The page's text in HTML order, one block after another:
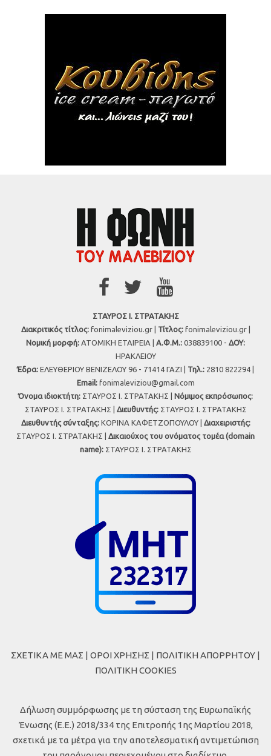
ΣΤΑΥΡΟΣ Ι. ΣΤΡΑΤΑΚΗΣ
Διακριτικός τίτλος:fonimaleviziou.gr | Τίτλος:fonimaleviziou.gr |
Νομική μορφή: ΑΤΟΜΙΚΗ ΕΤΑΙΡΕΙΑ | Α.Φ.Μ.: 038839100 - ΔΟΥ:
ΗΡΑΚΛΕΙΟΥ
Έδρα: ΕΛΕΥΘΕΡΙΟΥ ΒΕΝΙΖΕΛΟΥ 96 - 71414 ΓΑΖΙ | Τηλ.: 2810 822294 |
Εmail: fonimaleviziou@gmail.com
Όνομα ιδιοκτήτη: ΣΤΑΥΡΟΣ Ι. ΣΤΡΑΤΑΚΗΣ | Νόμιμος εκπρόσωπος:
ΣΤΑΥΡΟΣ Ι. ΣΤΡΑΤΑΚΗΣ | Διευθυντής:ΣΤΑΥΡΟΣ Ι. ΣΤΡΑΤΑΚΗΣ
Διευθυντής σύνταξης:ΚΟΡΙΝΑ ΚΑΦΕΤΖΟΠΟΥΛΟΥ | Διαχειριστής:
ΣΤΑΥΡΟΣ Ι. ΣΤΡΑΤΑΚΗΣ | Δικαιούχος του ονόματος τομέα (domain
name):ΣΤΑΥΡΟΣ Ι. ΣΤΡΑΤΑΚΗΣ
ΣΧΕΤΙΚΑ ΜΕ ΜΑΣ | ΟΡΟΙ ΧΡΗΣΗΣ | ΠΟΛΙΤΙΚΗ ΑΠΟΡΡΗΤΟΥ |
ΠΟΛΙΤΙΚΗ COOKIES
Δήλωση συμμόρφωσης με τη σύσταση της Ευρωπαϊκής
Ένωσης (Ε.Ε.) 2018/334 της Επιτροπής 1ης Μαρτίου 2018,
σχετικά με τα μέτρα για την αποτελεσματική αντιμετώπιση